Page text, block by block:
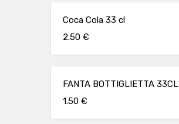
Coca Cola 33 cl
2.50 €
FANTA BOTTIGLIETTA 33CL
1.50 €